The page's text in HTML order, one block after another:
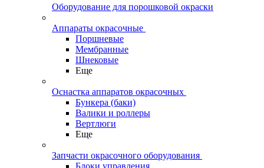
Оборудование для порошковой окраски
Аппараты окрасочные
Поршневые
Мембранные
Шнековые
Еще
Оснастка аппаратов окрасочных
Бункера (баки)
Валики и роллеры
Вертлюги
Еще
Запчасти окрасочного оборудования
Блоки управления